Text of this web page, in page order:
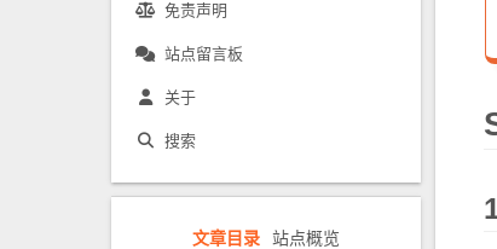
免责声明
站点留言板
关于
搜索
文章目录 站点概览